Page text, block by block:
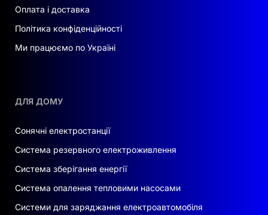
Оплата і доставка
Політика конфіденційності
Ми працюємо по Україні
ДЛЯ ДОМУ
Сонячні електростанції
Система резервного електроживлення
Система зберігання енергії
Система опалення тепловими насосами
Системи для заряджання електроавтомобіля